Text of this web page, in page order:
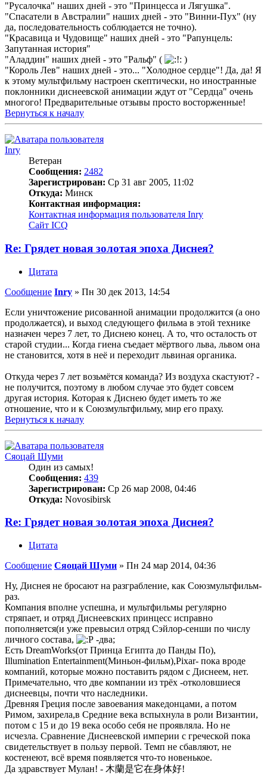
"Русалочка" наших дней - это "Принцесса и Лягушка".
"Спасатели в Австралии" наших дней - это "Винни-Пух" (ну
да, последовательность соблюдается не точно).
"Красавица и Чудовище" наших дней - это "Рапунцель:
Запутанная история"
"Аладдин" наших дней - это "Ральф" (
)
"Король Лев" наших дней - это... "Холодное сердце"! Да, да! Я
к этому мультфильму настроен скептически, но иностранные
поклонники диснеевской анимации ждут от "Сердца" очень
многого! Предварительные отзывы просто восторженные!
Вернуться к началу
Inry
Ветеран
Сообщения: 2482
Зарегистрирован: Ср 31 авг 2005, 11:02
Откуда: Минск
Контактная информация:
Контактная информация пользователя Inry
Сайт ICQ
Re: Грядет новая золотая эпоха Диснея?
Цитата
Сообщение Inry » Пн 30 дек 2013, 14:54
Если уничтожение рисованной анимации продолжится (а оно
продолжается), и выход следующего фильма в этой технике
назначен через 7 лет, то Диснею конец. А то, что осталость от
старой студии... Когда гиена съедает мёртвого льва, львом она
не становится, хотя в неё и переходит львиная органика.
Откуда через 7 лет возьмётся команда? Из воздуха скастуют? -
не получится, поэтому в любом случае это будет совсем
другая история. Которая к Диснею будет иметь то же
отношение, что и к Союзмультфильму, мир его праху.
Вернуться к началу
Сяоцай Шуми
Один из самых!
Сообщения: 439
Зарегистрирован: Ср 26 мар 2008, 04:46
Откуда: Novosibirsk
Re: Грядет новая золотая эпоха Диснея?
Цитата
Сообщение Сяоцай Шуми » Пн 24 мар 2014, 04:36
Ну, Диснея не бросают на разграбление, как Союзмультфильм-
раз.
Компания вполне успешна, и мультфильмы регулярно
стряпает, и отряд Диснеевских принцесс исправно
пополняется(и уже превысил отряд Сэйлор-сенши по числу
личного состава,
-два;
Есть DreamWorks(от Принца Египта до Панды По),
Illumination Entertainment(Миньон-фильм),Pixar- пока вроде
компаний, которые можно поставить рядом с Диснеем, нет.
Примечательно, что две компании из трёх -отколовшиеся
диснеевцы, почти что наследники.
Древняя Греция после завоевания македонцами, а потом
Римом, захирела,в Средние века вспыхнула в роли Византии,
потом с 15 и до 19 века особо себя не проявляла. Но не
исчезла. Сравнение Диснеевской империи с греческой пока
свидетельствует в пользу первой. Темп не сбавляют, не
костенеют, всё время появляется что-то новенькое.
Да здравствует Мулан! - 木蘭是它在身体好!